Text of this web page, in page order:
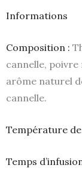
Informations
Composition :
cannelle,
arôme naturel
cannelle.
Température de
Temps